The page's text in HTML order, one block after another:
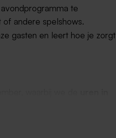
te
of andere spelshows.
gasten en leert hoe je zorgt
uit het werkveld.